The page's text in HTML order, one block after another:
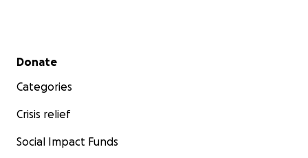
Secondary menu
Donate
Categories
Crisis relief
Social Impact Funds